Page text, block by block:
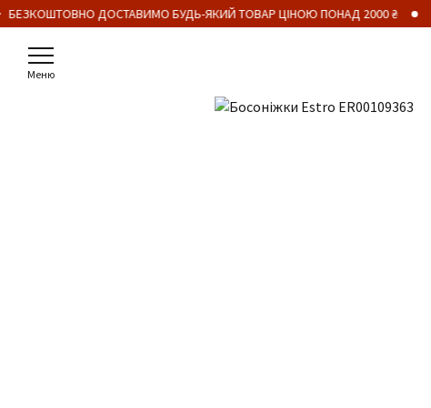
ДОСТАВИМО БУДЬ-ЯКИЙ ТОВАР ЦІНОЮ ПОНАД 2000 ₴
Меню